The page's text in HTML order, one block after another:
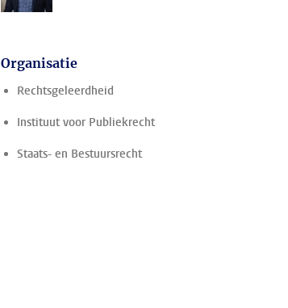
Organisatie
Rechtsgeleerdheid
Instituut voor Publiekrecht
Staats- en Bestuursrecht